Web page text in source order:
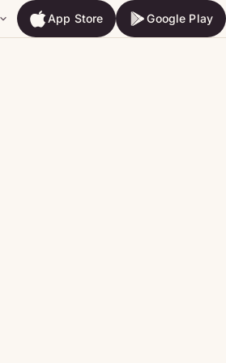
App Store
App Store
Google Play
Google Play